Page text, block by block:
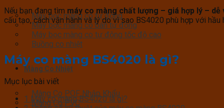
Máy bọc màng co tự động
Máy bọc màng co bán tự động
Máy bọc màng co tự động tốc độ cao
Buồng co nhiệt
Màng Co Nhiệt
Màng Co POF Nhập Khẩu
Màng Co PVC
Nếu bạn đang tìm máy co màng chất lượng – giá hợp lý – dễ
cấu tạo, cách vận hành và lý do vì sao BS4020 phù hợp với hầu
Máy co màng BS4020 là gì?
Mục lục bài viết
1 Máy co màng BS4020 là gì?